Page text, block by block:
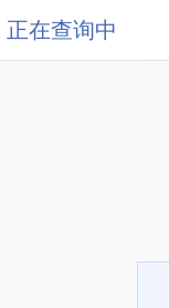
正在查询中